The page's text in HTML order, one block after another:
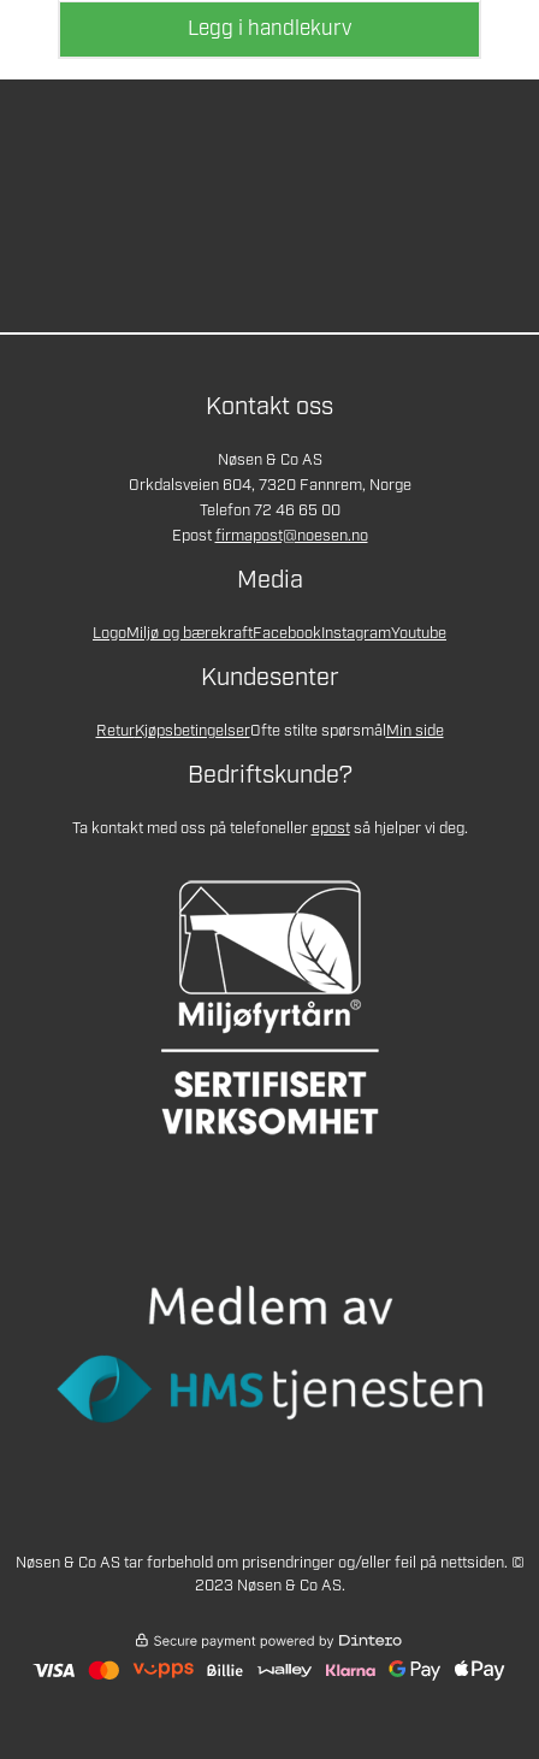
Legg i handlekurv
Kontakt oss
Nøsen & Co AS
Orkdalsveien 604, 7320 Fannrem, Norge
Telefon 72 46 65 00
Epostfirmapost@noesen.no
Media
LogoMiljø og bærekraftFacebookInstagramYoutube
Kundesenter
ReturKjøpsbetingelserOfte stilte spørsmålMin side
Bedriftskunde?
Ta kontakt med oss på telefonellerepostså hjelper vi deg.
Nøsen & Co AS tar forbehold om prisendringer og/eller feil på nettsiden. ©
2023 Nøsen & Co AS.